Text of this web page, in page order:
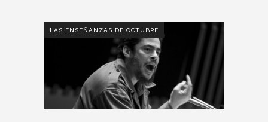
LAS ENSEÑANZAS DE OCTUBRE